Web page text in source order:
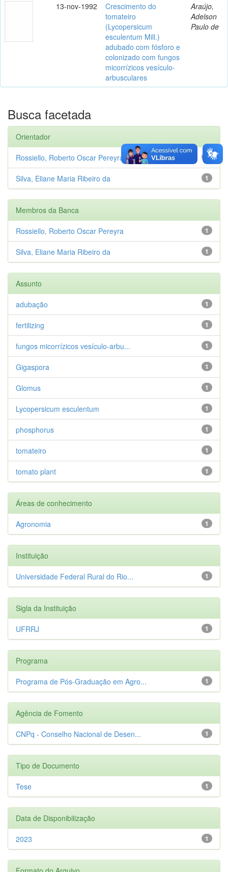
13-nov-1992
Crescimento do
tomateiro
(Lycopersicum
esculentum Mill.)
adubado com fósforo e
colonizado com fungos
micorrízicos vesículo-
arbusculares
Araújo,
Adelson
Paulo de
Busca facetada
Orientador
1
Rossiello, Roberto Oscar Pereyra
1
Silva, Eliane Maria Ribeiro da
Membros da Banca
1
Rossiello, Roberto Oscar Pereyra
1
Silva, Eliane Maria Ribeiro da
Assunto
1
adubação
1
fertilizing
1
fungos micorrízicos vesículo-arbu...
1
Gigaspora
1
Glomus
1
Lycopersicum esculentum
1
phosphorus
1
tomateiro
1
tomato plant
Áreas de conhecimento
1
Agronomia
Instituição
1
Universidade Federal Rural do Rio...
Sigla da Instituição
1
UFRRJ
Programa
1
Programa de Pós-Graduação em Agro...
Agência de Fomento
1
CNPq - Conselho Nacional de Desen...
Tipo de Documento
1
Tese
Data de Disponibilização
1
2023